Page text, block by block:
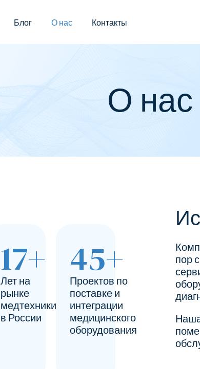
Блог О нас Контакты
О нас
Лет на
рынке
медтехники
в России
17+
Проектов по
поставке и
интеграции
медицинского
оборудования
45+
пор